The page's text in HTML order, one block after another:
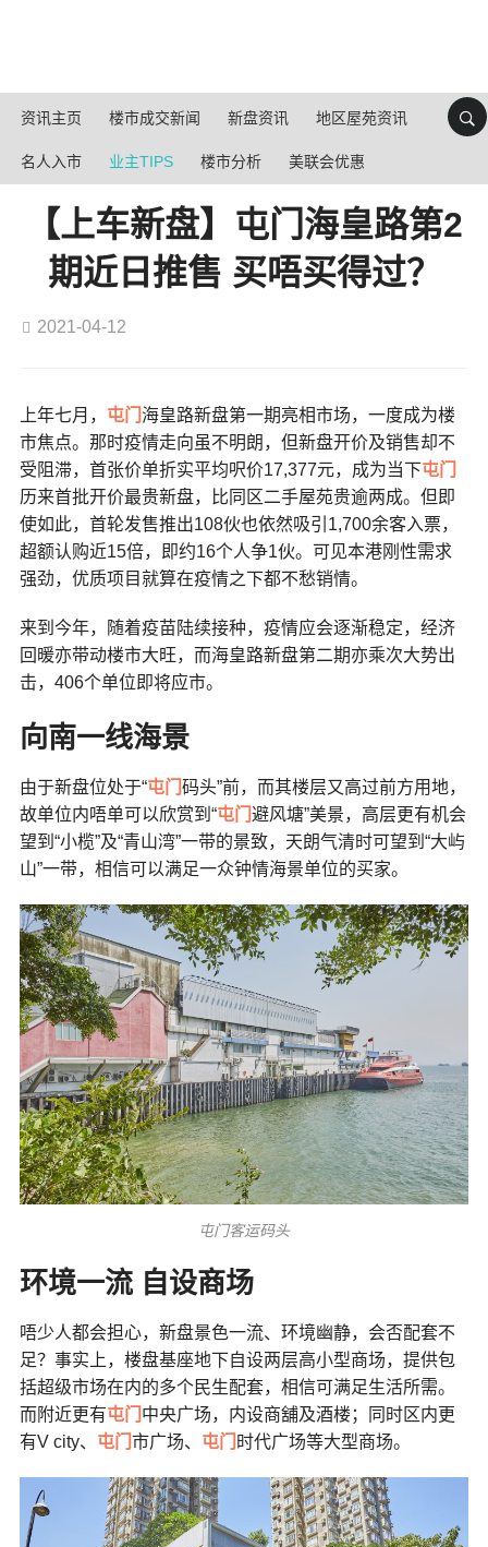
资讯主页 楼市成交新闻 新盘资讯 地区屋苑资讯
名人入市 业主TIPS 楼市分析 美联会优惠
【上车新盘】屯门海皇路第2
期近日推售 买唔买得过？
2021-04-12
上年七月， 屯门 海皇路新盘第一期亮相市场，一度成为楼
市焦点。那时疫情走向虽不明朗，但新盘开价及销售却不
受阻滞，首张价单折实平均呎价17,377元，成为当下屯门
历来首批开价最贵新盘，比同区二手屋苑贵逾两成。但即
使如此，首轮发售推出108伙也依然吸引1,700余客入票，
超额认购近15倍，即约16个人争1伙。可见本港刚性需求
强劲，优质项目就算在疫情之下都不愁销情。
来到今年，随着疫苗陆续接种，疫情应会逐渐稳定，经济
回暖亦带动楼市大旺，而海皇路新盘第二期亦乘次大势出
击，406个单位即将应市。
向南一线海景
由于新盘位处于“屯门 码头”前，而其楼层又高过前方用地，
故单位内唔单可以欣赏到“屯门 避风塘”美景，高层更有机会
望到“小榄”及“青山湾”一带的景致，天朗气清时可望到“大屿
山”一带，相信可以满足一众钟情海景单位的买家。
屯门客运码头
环境一流 自设商场
唔少人都会担心，新盘景色一流、环境幽静，会否配套不
足？事实上，楼盘基座地下自设两层高小型商场，提供包
括超级市场在内的多个民生配套，相信可满足生活所需。
而附近更有屯门 中央广场，内设商舖及酒楼；同时区内更
有V city、 屯门 市广场、 屯门 时代广场等大型商场。